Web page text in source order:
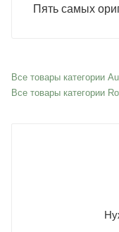
Пять самых
Все товары категории
Все товары категории